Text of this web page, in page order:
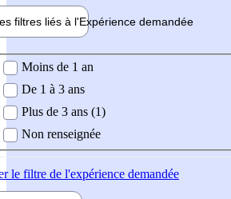
filtres liés à l'Expérience demandée
demandée
Moins de 1 an
De 1 à 3 ans
Plus de 3 ans (1)
Non renseignée
le filtre de l'expérience demandée